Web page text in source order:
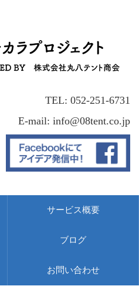
TEL: 052-251-6731
E-mail: info@08tent.co.jp
サービス概要
ブログ
お問い合わせ